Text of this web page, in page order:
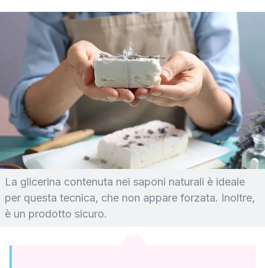
La glicerina contenuta nei saponi naturali è ideale
per questa tecnica, che non appare forzata. Inoltre,
è un prodotto sicuro.